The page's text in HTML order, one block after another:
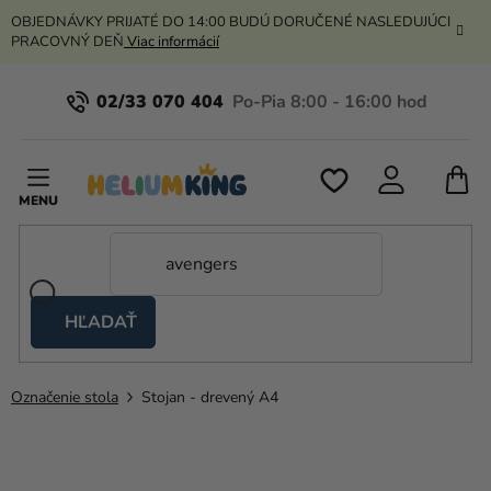
Prejsť
na
OBJEDNÁVKY PRIJATÉ DO 14:00 BUDÚ DORUČENÉ NASLEDUJÚCI
PRACOVNÝ DEŇ Viac informácií
02/33 070 404
HĽADAŤ
stany
Kanekalon
Označenie stola Stojan - drevený A4